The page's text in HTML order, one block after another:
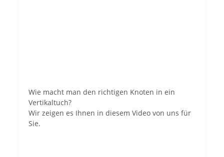
Wie macht man den richtigen Knoten in ein
Vertikaltuch?
Wir zeigen es Ihnen in diesem Video von uns für
Sie.